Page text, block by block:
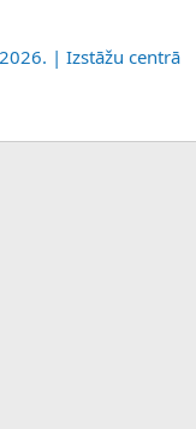
| Izstāžu centrā